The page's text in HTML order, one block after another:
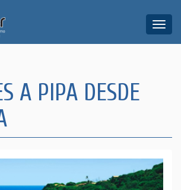
Toggle
A PIPA DESDE